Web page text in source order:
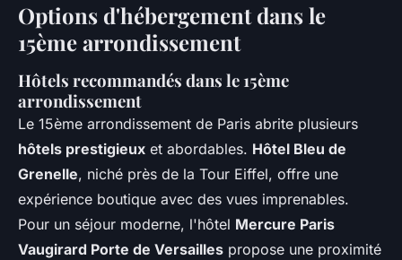
Options d'hébergement dans le
15ème arrondissement
Hôtels recommandés dans le 15ème
arrondissement
Le 15ème arrondissement de Paris abrite plusieurs
hôtels prestigieux et abordables. Hôtel Bleu de
Grenelle, niché près de la Tour Eiffel, offre une
expérience boutique avec des vues imprenables.
Pour un séjour moderne, l'hôtel Mercure Paris
Vaugirard Porte de Versailles propose une proximité